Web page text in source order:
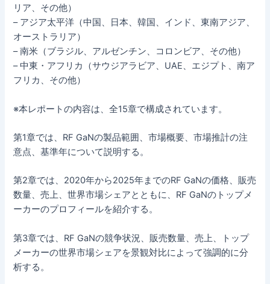
リア、その他）
– アジア太平洋（中国、日本、韓国、インド、東南アジア、
オーストラリア）
– 南米（ブラジル、アルゼンチン、コロンビア、その他）
– 中東・アフリカ（サウジアラビア、UAE、エジプト、南ア
フリカ、その他）
※本レポートの内容は、全15章で構成されています。
第1章では、RF GaNの製品範囲、市場概要、市場推計の注
意点、基準年について説明する。
第2章では、2020年から2025年までのRF GaNの価格、販売
数量、売上、世界市場シェアとともに、RF GaNのトップメ
ーカーのプロフィールを紹介する。
第3章では、RF GaNの競争状況、販売数量、売上、トップ
メーカーの世界市場シェアを景観対比によって強調的に分
析する。